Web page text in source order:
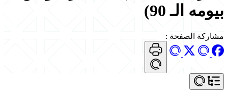
بيومه الـ 90)
مشاركة الصفحة :